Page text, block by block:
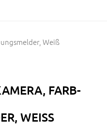
Weiß
FARB-
WEISS